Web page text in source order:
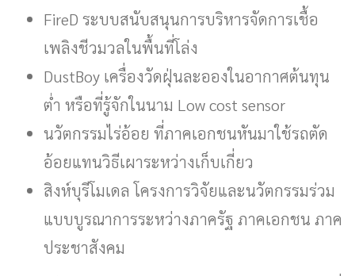
FireD ระบบสนับสนุนการบริหารจัดการเชื้อ
เพลิงชีวมวลในพื้นที่โล่ง
DustBoy เครื่องวัดฝุ่นละอองในอากาศต้นทุน
ต่ำ หรือที่รู้จักในนาม Low cost sensor
นวัตกรรมไร่อ้อย ที่ภาคเอกชนหันมาใช้รถตัด
อ้อยแทนวิธีเผาระหว่างเก็บเกี่ยว
สิงห์บุรีโมเดล โครงการวิจัยและนวัตกรรมร่วม
แบบบูรณาการระหว่างภาครัฐ ภาคเอกชน ภาค
ประชาสังคม